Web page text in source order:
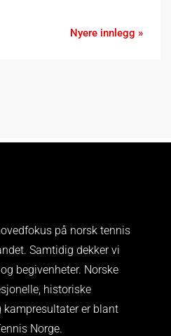
Nyere innlegg »
på norsk tennis
Samtidig dekker vi
begivenheter. Norske
historiske
er blant
Norge.